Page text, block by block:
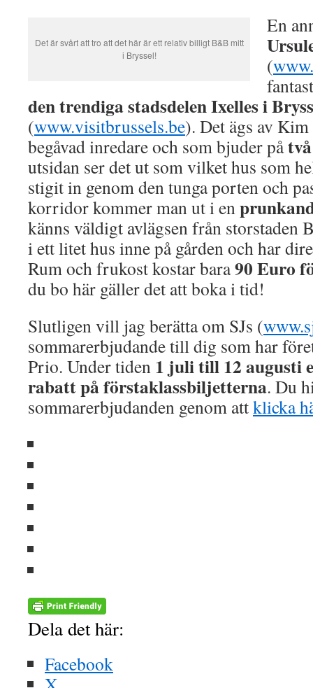
Det är svårt att tro att det här är ett relativ billigt B&B mitt
i Bryssel!
En
(
den trendiga stadsdelen Ixelles i
(www.visitbrussels.be). Det ägs av
begåvad inredare och som bjuder på
utsidan ser det ut som vilket hus som
stigit in genom den tunga porten och
korridor kommer man ut i en
känns väldigt avlägsen från storstaden
i ett litet hus inne på gården och har
Rum och frukost kostar bara90 Euro
du bo här gäller det att boka i tid!
Slutligen vill jag berätta om SJs (
sommarerbjudande till dig som har
Prio. Under tiden 1 juli till 12 augusti
rabatt på förstaklassbiljetterna. Du
sommarerbjudanden genom attklicka
Dela det här:
Facebook